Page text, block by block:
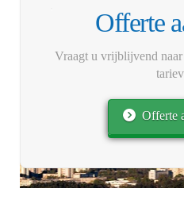
Offerte
Vraagt u vrijblijvend
Offerte